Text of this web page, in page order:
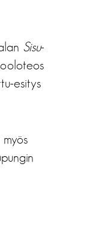
Sisu-
esitys